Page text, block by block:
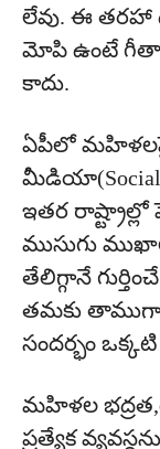
లేవు. ఈ తరహా
మోపి ఉంటే
కాదు.
ఏపీలో మహిళలపై
మీడియా(Social
ఇతర
ముసుగు
తేలిగ్గానే
తమకు తాముగా
సందర్భం
మహిళల
ప్రత్యేక